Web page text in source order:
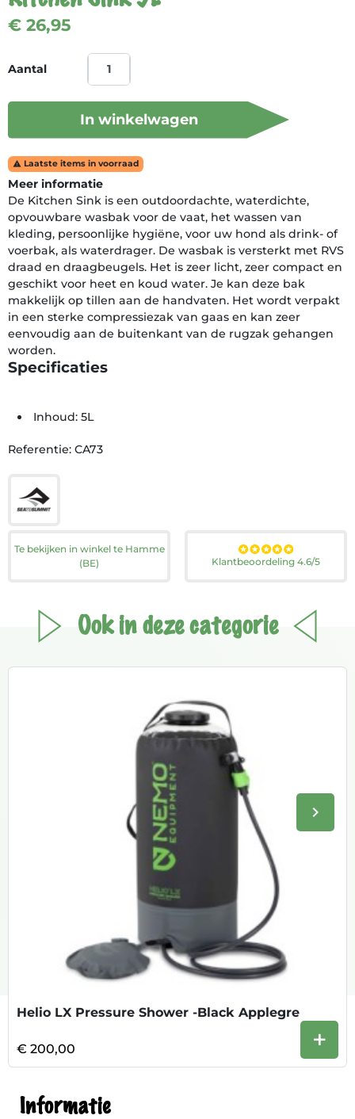
€ 26,95
Aantal
In winkelwagen
 Laatste items in voorraad
Meer informatie
De Kitchen Sink is een outdoordachte, waterdichte,
opvouwbare wasbak voor de vaat, het wassen van
kleding, persoonlijke hygiëne, voor uw hond als drink- of
voerbak, als waterdrager. De wasbak is versterkt met RVS
draad en draagbeugels. Het is zeer licht, zeer compact en
geschikt voor heet en koud water. Je kan deze bak
makkelijk op tillen aan de handvaten. Het wordt verpakt
in een sterke compressiezak van gaas en kan zeer
eenvoudig aan de buitenkant van de rugzak gehangen
worden.
Specificaties
Inhoud: 5L
Referentie: CA73
Te bekijken in winkel te Hamme
(BE)
Klantbeoordeling 4.6/5
Ook in deze categorie
keyboard_arrow_right
Helio LX Pressure Shower -Black Applegre
€ 200,00 +
Informatie